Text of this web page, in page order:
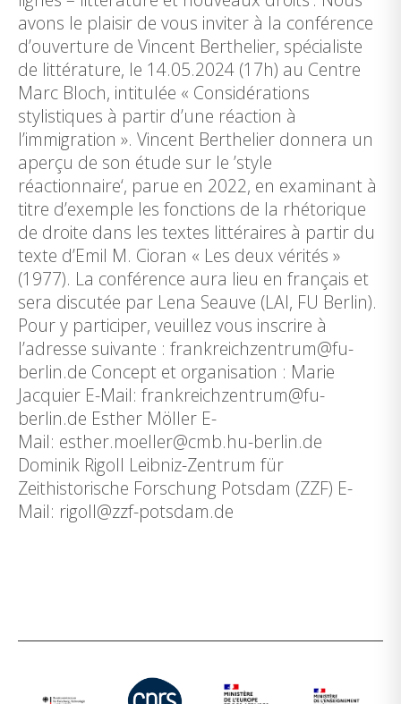
avons le plaisir de vous inviter à la conférence
d’ouverture de Vincent Berthelier, spécialiste
de littérature, le 14.05.2024 (17h) au Centre
Marc Bloch, intitulée « Considérations
stylistiques à partir d’une réaction à
l’immigration ». Vincent Berthelier donnera un
aperçu de son étude sur le ’style
réactionnaire‘, parue en 2022, en examinant à
titre d’exemple les fonctions de la rhétorique
de droite dans les textes littéraires à partir du
texte d’Emil M. Cioran « Les deux vérités »
(1977). La conférence aura lieu en français et
sera discutée par Lena Seauve (LAI, FU Berlin).
Pour y participer, veuillez vous inscrire à
l’adresse suivante : frankreichzentrum@fu-
berlin.de Concept et organisation : Marie
Jacquier E-Mail: frankreichzentrum@fu-
berlin.de Esther Möller E-
Mail: esther.moeller@cmb.hu-berlin.de
Dominik Rigoll Leibniz-Zentrum für
Zeithistorische Forschung Potsdam (ZZF) E-
Mail: rigoll@zzf-potsdam.de